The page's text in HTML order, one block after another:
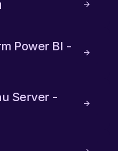
Power BI -
Server -